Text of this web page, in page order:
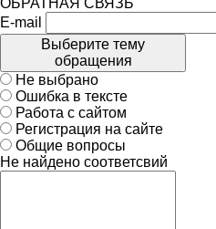
ОБРАТНАЯ СВЯЗЬ
E-mail
Выберите тему
обращения
Не выбрано
Ошибка в тексте
Работа с сайтом
Регистрация на сайте
Общие вопросы
Не найдено соответсвий